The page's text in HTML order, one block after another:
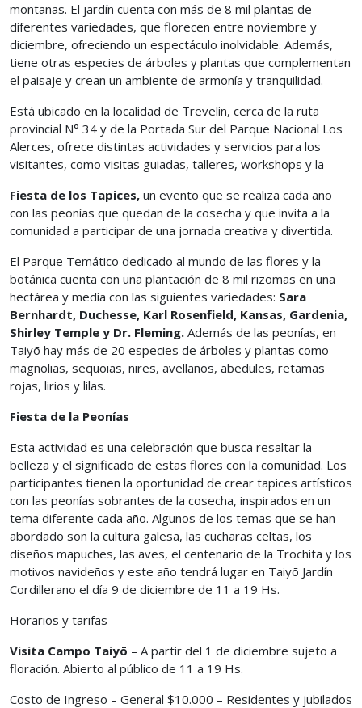
montañas. El jardín cuenta con más de 8 mil plantas de
diferentes variedades, que florecen entre noviembre y
diciembre, ofreciendo un espectáculo inolvidable. Además,
tiene otras especies de árboles y plantas que complementan
el paisaje y crean un ambiente de armonía y tranquilidad.
Está ubicado en la localidad de Trevelin, cerca de la ruta
provincial N° 34 y de la Portada Sur del Parque Nacional Los
Alerces, ofrece distintas actividades y servicios para los
visitantes, como visitas guiadas, talleres, workshops y la
Fiesta de los Tapices, un evento que se realiza cada año
con las peonías que quedan de la cosecha y que invita a la
comunidad a participar de una jornada creativa y divertida.
El Parque Temático dedicado al mundo de las flores y la
botánica cuenta con una plantación de 8 mil rizomas en una
hectárea y media con las siguientes variedades: Sara
Bernhardt, Duchesse, Karl Rosenfield, Kansas, Gardenia,
Shirley Temple y Dr. Fleming. Además de las peonías, en
Taiyō hay más de 20 especies de árboles y plantas como
magnolias, sequoias, ñires, avellanos, abedules, retamas
rojas, lirios y lilas.
Fiesta de la Peonías
Esta actividad es una celebración que busca resaltar la
belleza y el significado de estas flores con la comunidad. Los
participantes tienen la oportunidad de crear tapices artísticos
con las peonías sobrantes de la cosecha, inspirados en un
tema diferente cada año. Algunos de los temas que se han
abordado son la cultura galesa, las cucharas celtas, los
diseños mapuches, las aves, el centenario de la Trochita y los
motivos navideños y este año tendrá lugar en Taiyō Jardín
Cordillerano el día 9 de diciembre de 11 a 19 Hs.
Horarios y tarifas
Visita Campo Taiyō – A partir del 1 de diciembre sujeto a
floración. Abierto al público de 11 a 19 Hs.
Costo de Ingreso – General $10.000 – Residentes y jubilados